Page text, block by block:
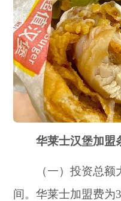
华莱士汉堡加盟
（一）投资总额大
间。华莱士加盟费为